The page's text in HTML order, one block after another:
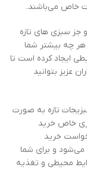
خاص می‌باشند.
سبزی های تازه
چه بیشتر شما
ایجاد کرده است تا
عزیز بتوانید
تازه به صورت
خاص خرید
خرید
می‌شود و برای شما
محیطی و تغذیه